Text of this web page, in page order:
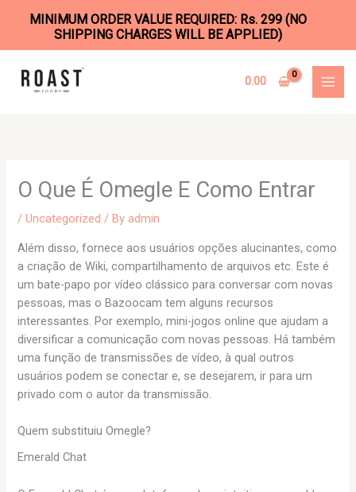
content
0.00
O Que É Omegle E Como Entrar
/Uncategorized / Byadmin
Além disso, fornece aos usuários opções alucinantes, como
a criação de Wiki, compartilhamento de arquivos etc. Este é
um bate-papo por vídeo clássico para conversar com novas
pessoas, mas o Bazoocam tem alguns recursos
interessantes. Por exemplo, mini-jogos online que ajudam a
diversificar a comunicação com novas pessoas. Há também
uma função de transmissões de vídeo, à qual outros
usuários podem se conectar e, se desejarem, ir para um
privado com o autor da transmissão.
Quem substituiu Omegle?
Emerald Chat
MINIMUM ORDER VALUE REQUIRED: Rs. 299 (NO
SHIPPING CHARGES WILL BE APPLIED)